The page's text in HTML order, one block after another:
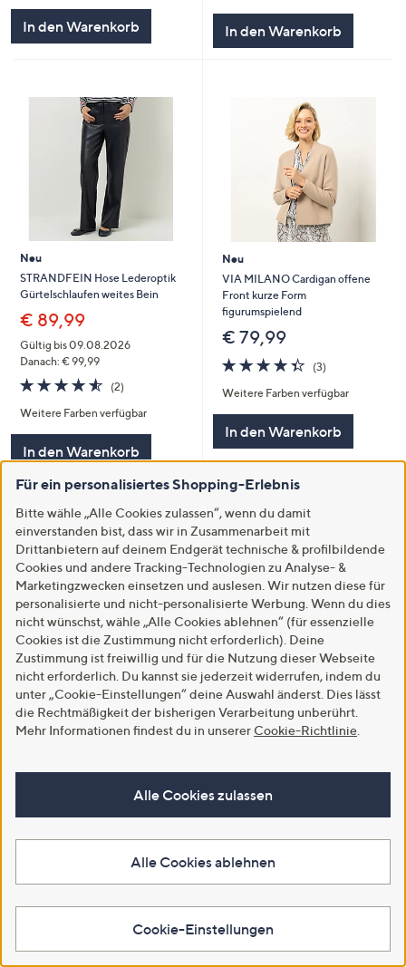
In den Warenkorb In den Warenkorb
Neu
STRANDFEIN Hose Lederoptik
Gürtelschlaufen weites Bein
€ 89,99
Gültig bis 09.08.2026
Danach: € 99,99
4.5
von
5
(2)
Weitere Farben verfügbar
In den Warenkorb
Neu
VIA MILANO Cardigan offene
Front kurze Form
figurumspielend
€ 79,99
4.3
von
5
(3)
Weitere Farben verfügbar
In den Warenkorb
Neu
CLUB OF COMFORT®
Jeanshose Texx 5-Pocket-Style
Komfortbund High-Stretch
Bewertungen
Neu
VIA MILANO Kurzmantel
Veloursleder-Optik Länge 85cm
figurumspielend
Für ein personalisiertes Shopping-Erlebnis
Bitte wähle „Alle Cookies zulassen“, wenn du damit
einverstanden bist, dass wir in Zusammenarbeit mit
Drittanbietern auf deinem Endgerät technische & profilbildende
Cookies und andere Tracking-Technologien zu Analyse- &
Marketingzwecken einsetzen und auslesen. Wir nutzen diese für
personalisierte und nicht-personalisierte Werbung. Wenn du dies
nicht wünschst, wähle „Alle Cookies ablehnen“ (für essenzielle
Cookies ist die Zustimmung nicht erforderlich). Deine
Zustimmung ist freiwillig und für die Nutzung dieser Webseite
nicht erforderlich. Du kannst sie jederzeit widerrufen, indem du
unter „Cookie-Einstellungen“ deine Auswahl änderst. Dies lässt
die Rechtmäßigkeit der bisherigen Verarbeitung unberührt.
Mehr Informationen findest du in unserer Cookie-Richtlinie
Alle Cookies zulassen
Alle Cookies ablehnen
Cookie-Einstellungen